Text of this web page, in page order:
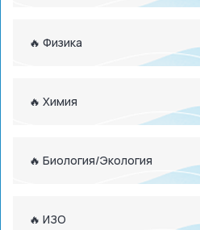
🔥 Физика
🔥 Химия
🔥 Биология/Экология
🔥 ИЗО